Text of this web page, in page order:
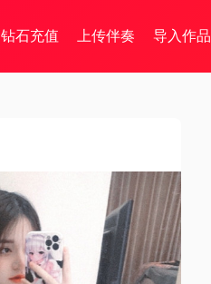
钻石充值 上传伴奏 导入作品